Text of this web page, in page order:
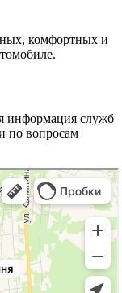
комфортных и
информация служб
по вопросам